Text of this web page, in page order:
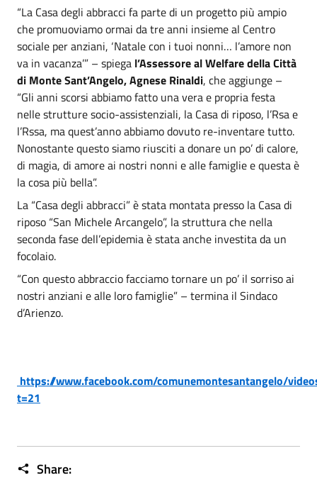
“La Casa degli abbracci fa parte di un progetto più ampio
che promuoviamo ormai da tre anni insieme al Centro
sociale per anziani, ‘Natale con i tuoi nonni… l’amore non
va in vacanza’” – spiega l’Assessore al Welfare della Città
di Monte Sant’Angelo, Agnese Rinaldi, che aggiunge –
“Gli anni scorsi abbiamo fatto una vera e propria festa
nelle strutture socio-assistenziali, la Casa di riposo, l’Rsa e
l’Rssa, ma quest’anno abbiamo dovuto re-inventare tutto.
Nonostante questo siamo riusciti a donare un po’ di calore,
di magia, di amore ai nostri nonni e alle famiglie e questa è
la cosa più bella”.
La “Casa degli abbracci” è stata montata presso la Casa di
riposo “San Michele Arcangelo”, la struttura che nella
seconda fase dell’epidemia è stata anche investita da un
focolaio.
“Con questo abbraccio facciamo tornare un po’ il sorriso ai
nostri anziani e alle loro famiglie” – termina il Sindaco
d’Arienzo.
https://www.facebook.com/comunemontesantangelo/
t=21
Share: